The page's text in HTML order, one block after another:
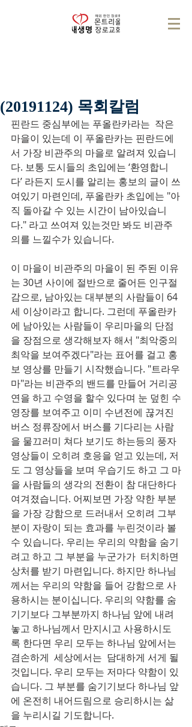
(20191124) 목회칼럼
핀란드 중심부에는 푸올란카라는  작은
마을이 있는데 이 푸올란카는 핀란드에
서 가장 비관주의 마을로 알려져 있습니
다. 보통 도시들의 초입에는 ‘환영합니
다’ 라든지 도시를 알리는 홍보의 글이 쓰
여있기 마련인데, 푸올란카 초입에는 "아
직 돌아갈 수 있는 시간이 남아있습니
다." 라고 쓰여져 있는것만 봐도 비관주
의를 느낄수가 있습니다.
이 마을이 비관주의 마을이 된 주된 이유
는 30년 사이에 절반으로 줄어든 인구절
감으로, 남아있는 대부분의 사람들이 64
세 이상이라고 합니다. 그런데 푸올란카
에 남아있는 사람들이 우리마을의 단점
을 장점으로 생각해보자 해서 "최악중의
최악을 보여주겠다"라는 표어를 걸고 홍
보 영상를 만들기 시작했습니다. "트라우
마"라는 비관주의 밴드를 만들어 거리공
연을 하고 수영을 할수 있다며 눈 덮힌 수
영장를 보여주고 이미 수년전에 끊겨진
버스 정류장에서 버스를 기다리는 사람
을 물끄러미 쳐다 보기도 하는등의 풍자
영상들이 오히려 호응을 얻고 있는데, 저
도 그 영상들을 보며 우습기도 하고 그 마
을 사람들의 생각의 전환이 참 대단하다
여겨졌습니다. 어찌보면 가장 약한 부분
을 가장 강함으로 드러내서 오히려 그부
분이 자랑이 되는 효과를 누린것이라 볼
수 있습니다. 우리는 우리의 약함을 숨기
려고 하고 그 부분을 누군가가  터치하면
상처를 받기 마련입니다. 하지만 하나님
께서는 우리의 약함을 들어 강함으로 사
용하시는 분이십니다. 우리의 약함를 숨
기기보다 그부분까지 하나님 앞에 내려
놓고 하나님께서 만지시고 사용하시도
록 한다면 우리 모두는 하나님 앞에서는
겸손하게  세상에서는  담대하게 서게 될
것입니다. 우리 모두는 저마다 약함이 있
습니다. 그 부분를 숨기기보다 하나님 앞
에 온전히 내어드림으로 승리하시는 삶
을 누리시길 기도합니다.